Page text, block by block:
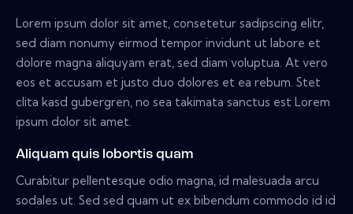
Lorem ipsum dolor sit amet, consetetur sadipscing elitr,
sed diam nonumy eirmod tempor invidunt ut labore et
dolore magna aliquyam erat, sed diam voluptua. At vero
eos et accusam et justo duo dolores et ea rebum. Stet
clita kasd gubergren, no sea takimata sanctus est Lorem
ipsum dolor sit amet.
Aliquam quis lobortis quam
Curabitur pellentesque odio magna, id malesuada arcu
sodales ut. Sed sed quam ut ex bibendum commodo id id